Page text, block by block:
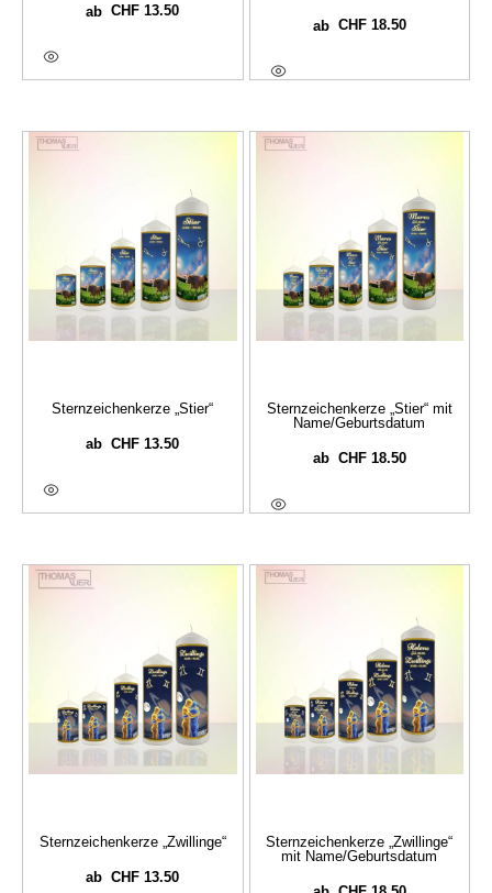
abCHF 13.50
ab CHF18.50
Sternzeichenkerze „Stier“
abCHF 13.50
Sternzeichenkerze „Stier“ mit
Name/Geburtsdatum
ab CHF18.50
Sternzeichenkerze „Zwillinge“
abCHF 13.50
Sternzeichenkerze „Zwillinge“
mit Name/Geburtsdatum